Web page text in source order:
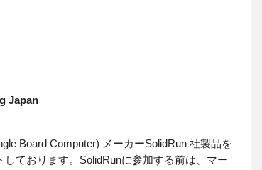
Japan
Board Computer) メーカーSolidRun 社製品を
しております。SolidRunに参加する前は、マー